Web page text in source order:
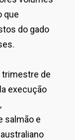
que
do gado
trimestre de
execução
salmão e